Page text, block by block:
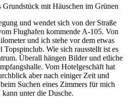
Grundstück mit Häuschen im Grünen
und wendet sich von der Straße
Flughafen kommende A-105. Von
und ich stehe vor dem etwas
Topspinclub. Wie sich rausstellt ist es
Überall hängen Bilder und etliche
Vom Hotelgeschäft hat
aber nach einiger Zeit und
Suchen eines Zimmers für mich
unter die Dusche.